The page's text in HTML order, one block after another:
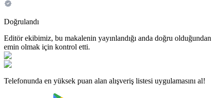
Doğrulandı
Editör ekibimiz, bu makalenin yayınlandığı anda doğru olduğundan
emin olmak için kontrol etti.
Telefonunda en yüksek puan alan alışveriş listesi uygulamasını al!